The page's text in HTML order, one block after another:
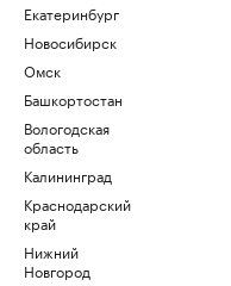
Екатеринбург
Новосибирск
Омск
Башкортостан
Вологодская
область
Калининград
Краснодарский
край
Нижний
Новгород